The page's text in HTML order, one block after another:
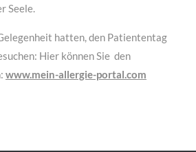
Seele.
hatten, den Patiententag
Hier können Sie den
www.mein-allergie-portal.com